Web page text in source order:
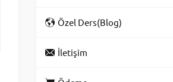
Özel Ders(Blog)
İletişim